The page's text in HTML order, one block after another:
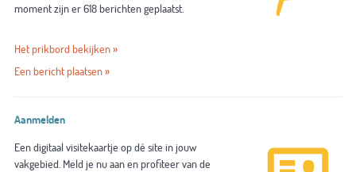
moment zijn er 618 berichten geplaatst.
Het prikbord bekijken »
Een bericht plaatsen »
Aanmelden
Een digitaal visitekaartje op dé site in jouw
vakgebied. Meld je nu aan en profiteer van de